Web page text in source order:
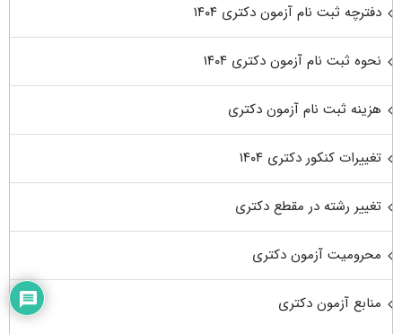
دفترچه ثبت نام آزمون دکتری ۱۴۰۴
نحوه ثبت نام آزمون دکتری ۱۴۰۴
هزینه ثبت نام آزمون دکتری
تغییرات کنکور دکتری ۱۴۰۴
تغییر رشته در مقطع دکتری
محرومیت آزمون دکتری
منابع آزمون دکتری